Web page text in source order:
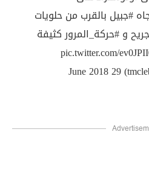
#جبيل بالقرب من حلويات
#حركة_المروركثيفة
pic.twitter.com/
29 June 2018